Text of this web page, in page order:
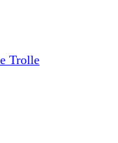
Trolle